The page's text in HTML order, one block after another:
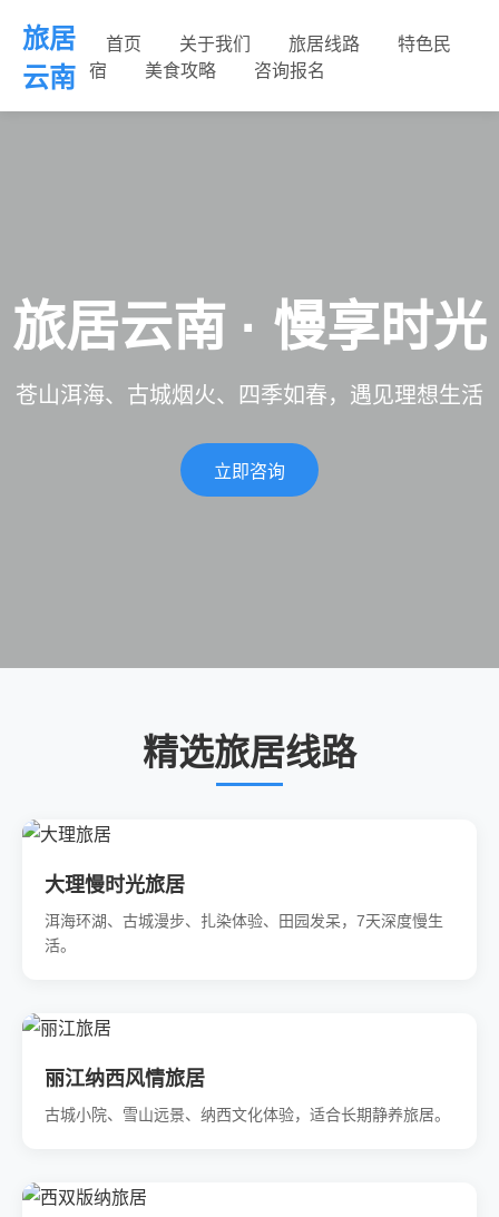
旅居
云南
首页 关于我们 旅居线路
特色民
宿
美食攻略 咨询报名
旅居云南 · 慢享时光
苍山洱海、古城烟火、四季如春，遇见理想生活
立即咨询
精选旅居线路
大理慢时光旅居
洱海环湖、古城漫步、扎染体验、田园发呆，7天深度慢生
活。
丽江纳西风情旅居
古城小院、雪山远景、纳西文化体验，适合长期静养旅居。